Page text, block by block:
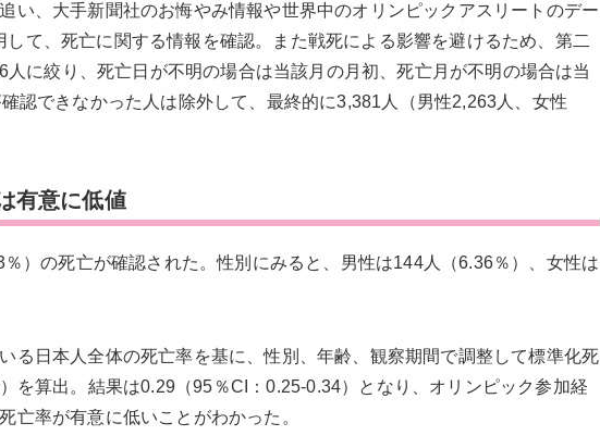
い、大手新聞社のお悔やみ情報や世界中のオリンピックアスリートのデー
て、死亡に関する情報を確認。また戦死による影響を避けるため、第二
に絞り、死亡日が不明の場合は当該月の月初、死亡月が不明の場合は当
認できなかった人は除外して、最終的に3,381人（男性2,263人、女性
有意に低値
）の死亡が確認された。性別にみると、男性は144人（6.36％）、女性は
る日本人全体の死亡率を基に、性別、年齢、観察期間で調整して標準化死
を算出。結果は0.29（95％CI：0.25-0.34）となり、オリンピック参加経
亡率が有意に低いことがわかった。